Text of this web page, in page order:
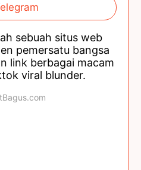
sebuah situs web
pemersatu bangsa
link berbagai macam
viral blunder.